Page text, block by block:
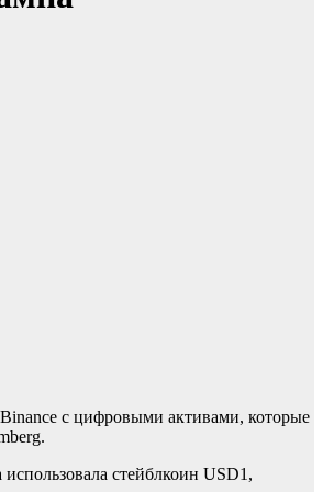
с цифровыми активами, которые
стейблкоин USD1,